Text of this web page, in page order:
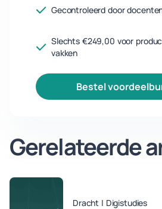
Gecontroleerd door
Slechts €249,00 voor
vakken
bestel
Gerelateerde
Dracht | Digistudies